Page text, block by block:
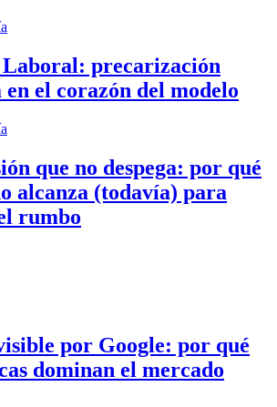
precarización
en el corazón del modelo
que no despega: por qué
alcanza (todavía) para
rumbo
por Google: por qué
dominan el mercado